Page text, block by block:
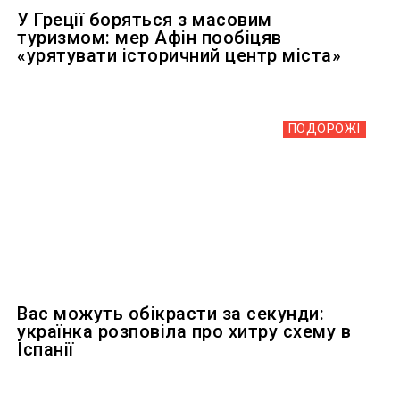
У Греції боряться з масовим
туризмом: мер Афін пообіцяв
«урятувати історичний центр міста»
ПОДОРОЖІ
Вас можуть обікрасти за секунди:
українка розповіла про хитру схему в
Іспанії